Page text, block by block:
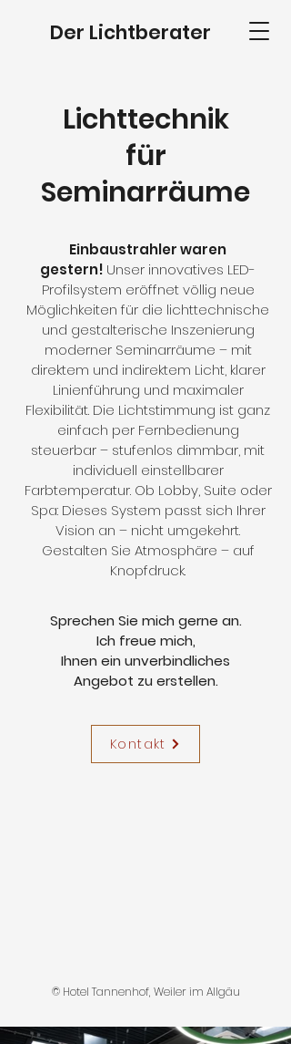
Der Lichtberater
Lichttechnik
für
Seminarräume
Einbaustrahler waren
gestern! Unser innovatives LED-
Profilsystem eröffnet völlig neue
Möglichkeiten für die lichttechnische
und gestalterische Inszenierung
moderner Seminarräume – mit
direktem und indirektem Licht, klarer
Linienführung und maximaler
Flexibilität. Die Lichtstimmung ist ganz
einfach per Fernbedienung
steuerbar – stufenlos dimmbar, mit
individuell einstellbarer
Farbtemperatur. Ob Lobby, Suite oder
Spa: Dieses System passt sich Ihrer
Vision an – nicht umgekehrt.
Gestalten Sie Atmosphäre – auf
Knopfdruck.
Sprechen Sie mich gerne an.
Ich freue mich,
Ihnen ein unverbindliches
Angebot zu erstellen.
Kontakt
© Hotel Tannenhof, Weiler im Allgäu